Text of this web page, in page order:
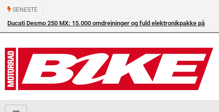
SENESTE
Ducati Desmo 250 MX: 15.000 omdrejninger og fuld elektronikpakke på